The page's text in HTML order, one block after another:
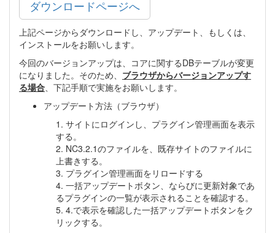
ダウンロードページへ
上記ページからダウンロードし、アップデート、もしくは、
インストールをお願いします。
今回のバージョンアップは、コアに関するDBテーブルが変更
になりました。そのため、 ブラウザからバージョンアップす
る場合 、下記手順で実施をお願いします。
アップデート方法（ブラウザ）
1. サイトにログインし、プラグイン管理画面を表示
する。
2. NC3.2.1のファイルを、既存サイトのファイルに
上書きする。
3. プラグイン管理画面をリロードする
4. 一括アップデートボタン、ならびに更新対象であ
るプラグインの一覧が表示されることを確認する。
5. 4.で表示を確認した一括アップデートボタンをク
リックする。